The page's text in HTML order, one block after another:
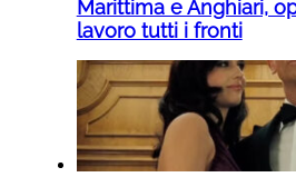
Marittima e Anghiari,
lavoro tutti i fronti